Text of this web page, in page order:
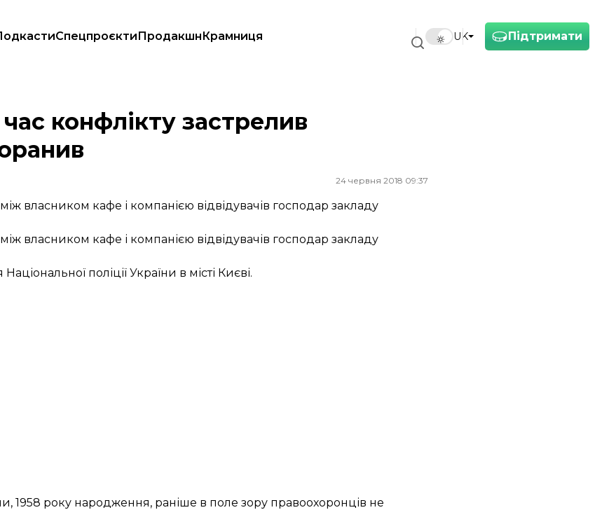
Підтримати
UK
СпецпроєктиПродакшнКрамниця
поранив
конфлікту застрелив
24 червня 2018 09:37
власником кафе і компанією відвідувачів господар закладу
власником кафе і компанією відвідувачів господар закладу
поліції України в місті Києві.
1958 року народження, раніше в поле зору правоохоронців не